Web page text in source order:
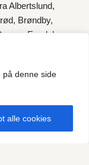
på denne side
alle cookies
Albertslund,
, Brøndby,
,Egedal,
,Ishøj,København
Esbjerg.